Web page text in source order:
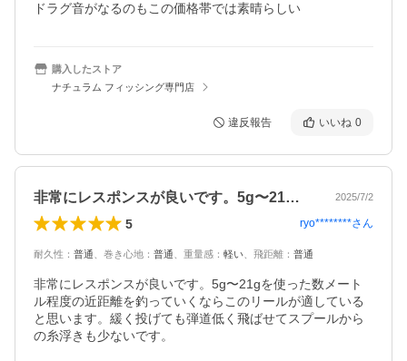
ドラグ音がなるのもこの価格帯では素晴らしい
購入したストア
ナチュラム フィッシング専門店
違反報告 いいね 0
非常にレスポンスが良いです。5g〜21… 2025/7/2
5 ryo********さん
耐久性 ： 普通 巻き心地 ： 普通 重量感 ： 軽い 飛距離 ： 普通
非常にレスポンスが良いです。5g〜21gを使った数メート
ル程度の近距離を釣っていくならこのリールが適している
と思います。緩く投げても弾道低く飛ばせてスプールから
の糸浮きも少ないです。